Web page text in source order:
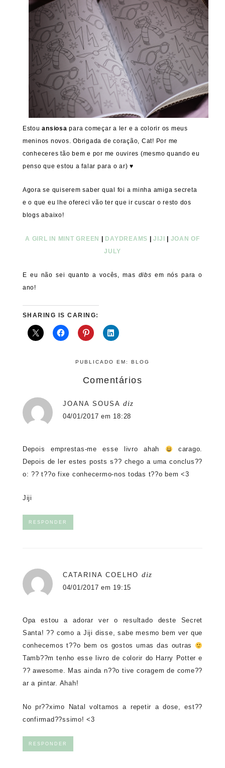
Estouansiosapara começar a ler e a colorir os meus
meninos novos. Obrigada de coração, Cat! Por me
conheceres tão bem e por me ouvires (mesmo quando eu
penso que estou a falar para o ar) ♥
Agora se quiserem saber qual foi a minha amiga secreta
e o que eu lhe ofereci vão ter que ir cuscar o resto dos
blogs abaixo!
A GIRL IN MINT GREEN DAYDREAMS |JIJI
JOAN OF
JULY
E eu não sei quanto a vocês, mas dibs em nós para o
ano!
SHARING IS CARING:
PUBLICADO EM: BLOG
Comentários
JOANA SOUSA diz
04/01/2017 em 18:28
Depois emprestas-me esse livro ahah
carago.
Depois de ler estes posts s?? chego a uma conclus??
o: ?? t??o fixe conhecermo-nos todas t??o bem <3
Jiji
RESPONDER
CATARINA COELHO diz
04/01/2017 em 19:15
Opa estou a adorar ver o resultado deste Secret
Santa! ?? como a Jiji disse, sabe mesmo bem ver que
conhecemos t??o bem os gostos umas das outras
Tamb??m tenho esse livro de colorir do Harry Potter e
?? awesome. Mas ainda n??o tive coragem de come??
ar a pintar. Ahah!
No pr??ximo Natal voltamos a repetir a dose, est??
confirmad??ssimo! <3
RESPONDER